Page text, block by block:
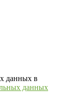
данных в
данных